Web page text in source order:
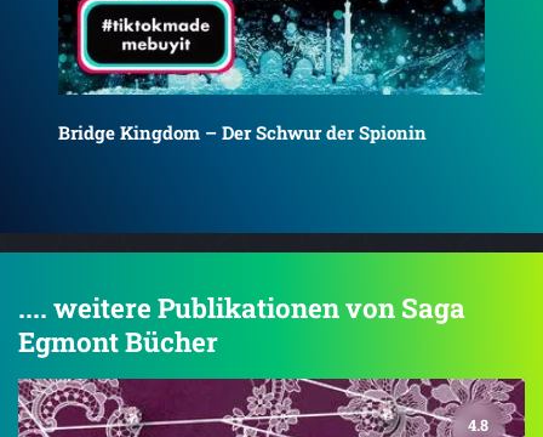
.... weitere Publikationen von Saga
Egmont Bücher
4.8